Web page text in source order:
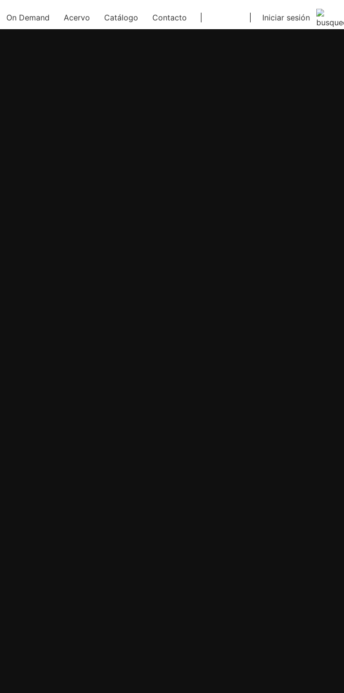
On Demand Acervo Catálogo Contacto Iniciar sesión